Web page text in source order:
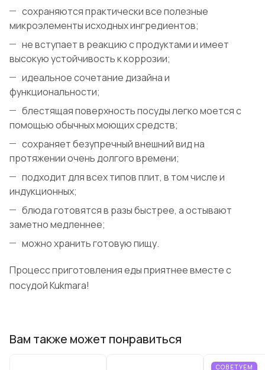
сохраняются практически все полезные
микроэлементы исходных ингредиентов;
не вступает в реакцию с продуктами и имеет
высокую устойчивость к коррозии;
идеальное сочетание дизайна и
функциональности;
блестящая поверхность посуды легко моется с
помощью обычных моющих средств;
сохраняет безупречный внешний вид на
протяжении очень долгого времени;
подходит для всех типов плит, в том числе и
индукционных;
блюда готовятся в разы быстрее, а остывают
заметно медленнее;
можно хранить готовую пищу.
Процесс приготовления еды приятнее вместе с
посудой Kukmara!
Вам также может понравиться
СОВЕТУЕМ